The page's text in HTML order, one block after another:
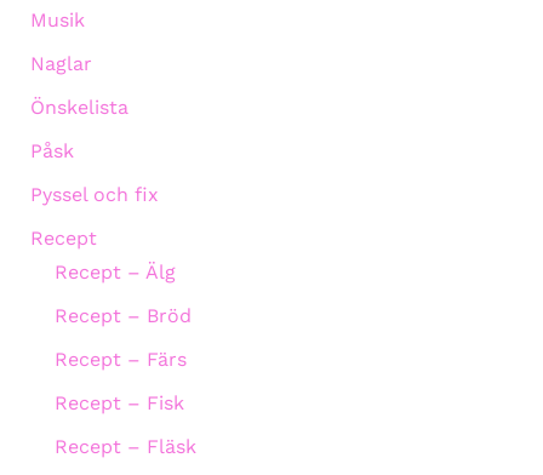
Musik
Naglar
Önskelista
Påsk
Pyssel och fix
Recept
Recept – Älg
Recept – Bröd
Recept – Färs
Recept – Fisk
Recept – Fläsk